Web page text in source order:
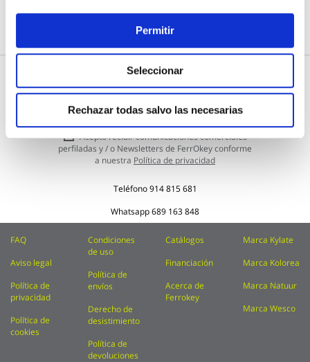
Permitir
Seleccionar
Rechazar todas salvo las necesarias
Subscríbete a nuestra Newsletter
Inscríbase
nuestro
boletín
de
Enviar
Acepto recibir comunicaciones comerciales
perfiladas y / o Newsletters de FerrOkey conforme
a nuestra Política de privacidad
Teléfono914 815 681
Whatsapp689 163 848
FAQ
Aviso legal
Política de
privacidad
Política de
cookies
Condiciones
de uso
Política de
envíos
Derecho de
desistimiento
Política de
devoluciones
Catálogos
Financiación
Acerca de
Ferrokey
Marca Kylate
Marca Kolorea
Marca Natuur
Marca Wesco